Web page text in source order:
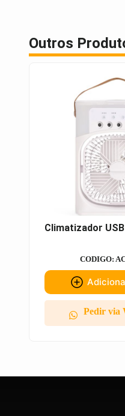
Outros
Climatizador
CODIGO:
Pedir via